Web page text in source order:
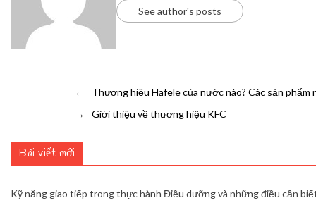
See author's posts
←
Thương hiệu Hafele của nước nào? Các sản phẩm
→
Giới thiệu về thương hiệu KFC
Bài viết mới
Kỹ năng giao tiếp trong thực hành Điều dưỡng và những điều cần